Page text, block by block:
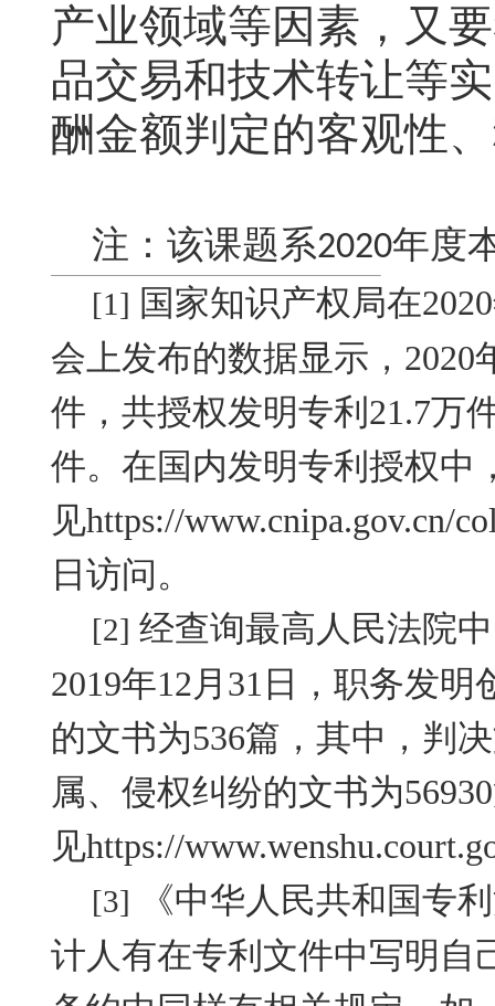
产业领域等因素，又
品交易和技术转让等
酬金额判定的客观性
注：该课题系2020年度
[1] 国家知识产权局在2020
会上发布的数据显示， 2020
件，共授权发明专利 21.7万
件。在国内发明专利授权中
见https://www.cnipa.gov.cn/
日访问。
[2] 经查询最高人民法院
2019年12月 31 日，职务发明
的文书为536篇，其中，判
属、侵权纠纷的文书为56930
见https://
[3]
《中华人民共和国专
计人有在专利文件中写明自